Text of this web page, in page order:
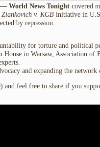
World News Tonight covered
Ziankovich v. KGB initiative in
by repression.
for torture and political
House in Warsaw, Association of
and expanding the
and feel free to share if you